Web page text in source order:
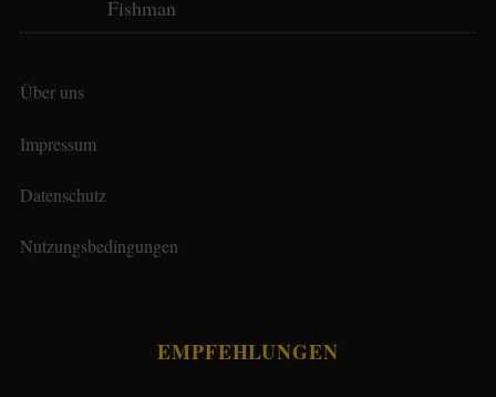
Über uns
Impressum
Datenschutz
Nutzungsbedingungen
EMPFEHLUNGEN